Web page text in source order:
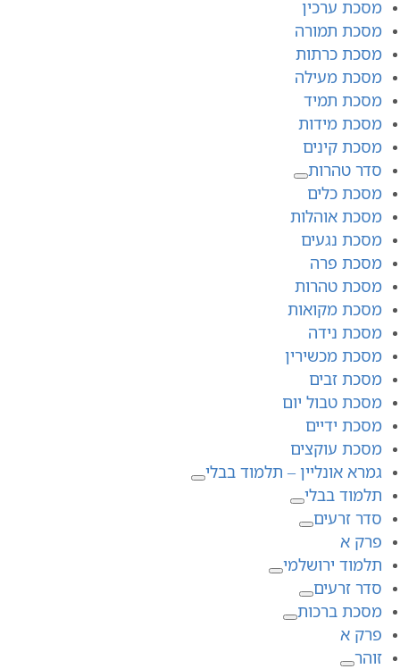
מסכת ערכין
מסכת תמורה
מסכת כרתות
מסכת מעילה
מסכת תמיד
מסכת מידות
מסכת קינים
סדר טהרות
מסכת כלים
מסכת אוהלות
מסכת נגעים
מסכת פרה
מסכת טהרות
מסכת מקואות
מסכת נידה
מסכת מכשירין
מסכת זבים
מסכת טבול יום
מסכת ידיים
מסכת עוקצים
גמרא אונליין – תלמוד בבלי
תלמוד בבלי
סדר זרעים
פרק א
תלמוד ירושלמי
סדר זרעים
מסכת ברכות
פרק א
זוהר